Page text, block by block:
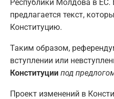
Республики Молдова в
предлагается текст,
Конституцию.
Таким образом,
вступлении или
Конституции под
Проект изменений в